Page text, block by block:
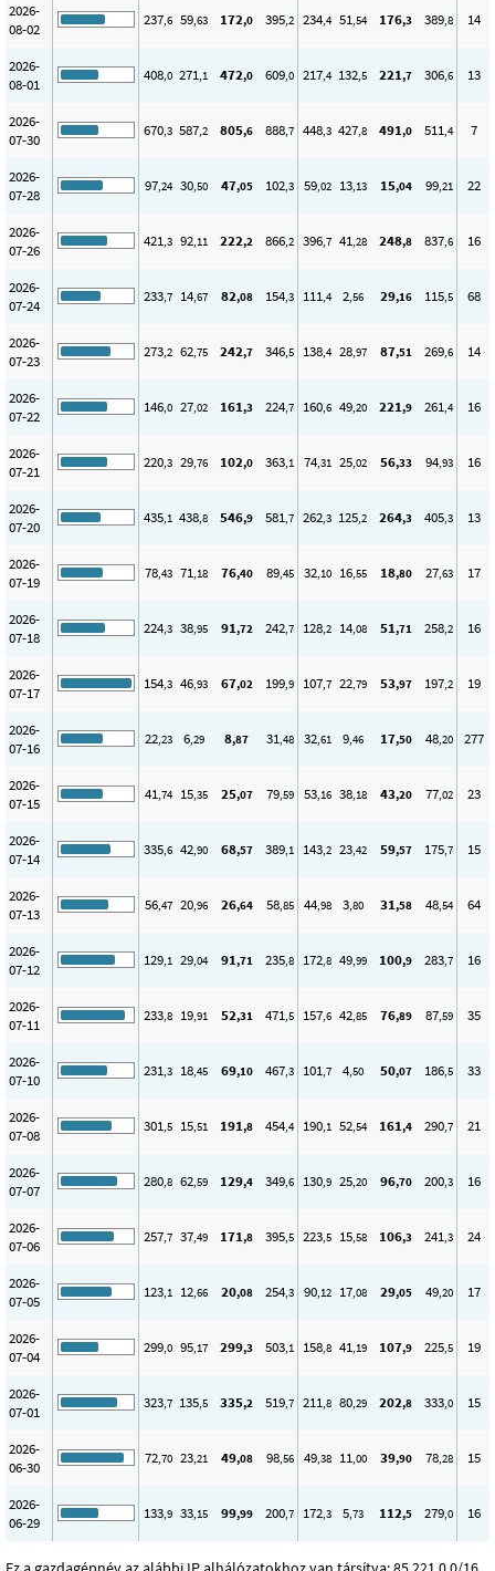
2026-
08-02
237,6 59,63 172,0 395,2 234,4 51,54 176,3 389,8 14
2026-
08-01
408,0 271,1 472,0 609,0 217,4 132,5 221,7 306,6 13
2026-
07-30
670,3 587,2 805,6 888,7 448,3 427,8 491,0 511,4 7
2026-
07-28
97,24 30,50 47,05 102,3 59,02 13,13 15,04 99,21 22
2026-
07-26
421,3 92,11 222,2 866,2 396,7 41,28 248,8 837,6 16
2026-
07-24
233,7 14,67 82,08 154,3 111,4 2,56 29,16 115,5 68
2026-
07-23
273,2 62,75 242,7 346,5 138,4 28,97 87,51 269,6 14
2026-
07-22
146,0 27,02 161,3 224,7 160,6 49,20 221,9 261,4 16
2026-
07-21
220,3 29,76 102,0 363,1 74,31 25,02 56,33 94,93 16
2026-
07-20
435,1 438,8 546,9 581,7 262,3 125,2 264,3 405,3 13
2026-
07-19
78,43 71,18 76,40 89,45 32,10 16,55 18,80 27,63 17
2026-
07-18
224,3 38,95 91,72 242,7 128,2 14,08 51,71 258,2 16
2026-
07-17
154,3 46,93 67,02 199,9 107,7 22,79 53,97 197,2 19
2026-
07-16
22,23 6,29 8,87 31,48 32,61 9,46 17,50 48,20 277
2026-
07-15
41,74 15,35 25,07 79,59 53,16 38,18 43,20 77,02 23
2026-
07-14
335,6 42,90 68,57 389,1 143,2 23,42 59,57 175,7 15
2026-
07-13
56,47 20,96 26,64 58,85 44,98 3,80 31,58 48,54 64
2026-
07-12
129,1 29,04 91,71 235,8 172,8 49,99 100,9 283,7 16
2026-
07-11
233,8 19,91 52,31 471,5 157,6 42,85 76,89 87,59 35
2026-
07-10
231,3 18,45 69,10 467,3 101,7 4,50 50,07 186,5 33
2026-
07-08
301,5 15,51 191,8 454,4 190,1 52,54 161,4 290,7 21
2026-
07-07
280,8 62,59 129,4 349,6 130,9 25,20 96,70 200,3 16
2026-
07-06
257,7 37,49 171,8 395,5 223,5 15,58 106,3 241,3 24
2026-
07-05
123,1 12,66 20,08 254,3 90,12 17,08 29,05 49,20 17
2026-
07-04
299,0 95,17 299,3 503,1 158,8 41,19 107,9 225,5 19
2026-
07-01
323,7 135,5 335,2 519,7 211,8 80,29 202,8 333,0 15
2026-
06-30
72,70 23,21 49,08 98,56 49,38 11,00 39,90 78,28 15
2026-
06-29
133,9 33,15 99,99 200,7 172,3 5,73 112,5 279,0 16